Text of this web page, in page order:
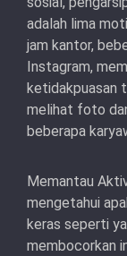
adalah lima
jam kantor,
Instagram,
ketidakpuasan
melihat foto
beberapa
Memantau
mengetahui
keras seperti
membocorkan